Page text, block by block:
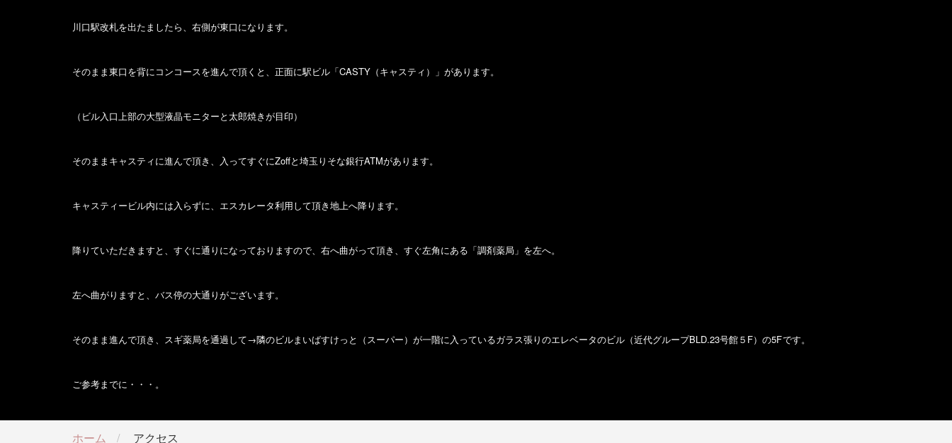
川口駅改札を出たましたら、右側が東口になります。
そのまま東口を背にコンコースを進んで頂くと、正面に駅ビル「CASTY（キャスティ）」があります。
（ビル入口上部の大型液晶モニターと太郎焼きが目印）
そのままキャスティに進んで頂き、入ってすぐにZoffと埼玉りそな銀行ATMがあります。
キャスティービル内には入らずに、エスカレータ利用して頂き地上へ降ります。
降りていただきますと、すぐに通りになっておりますので、右へ曲がって頂き、すぐ左角にある「調剤薬局」を左へ。
左へ曲がりますと、バス停の大通りがございます。
そのまま進んで頂き、スギ薬局を通過して→隣のビルまいばすけっと（スーパー）が一階に入っているガラス張りのエレベータのビル（近代グループBLD.23号館５F） の5Fです。
ご参考までに・・・。
ホーム アクセス